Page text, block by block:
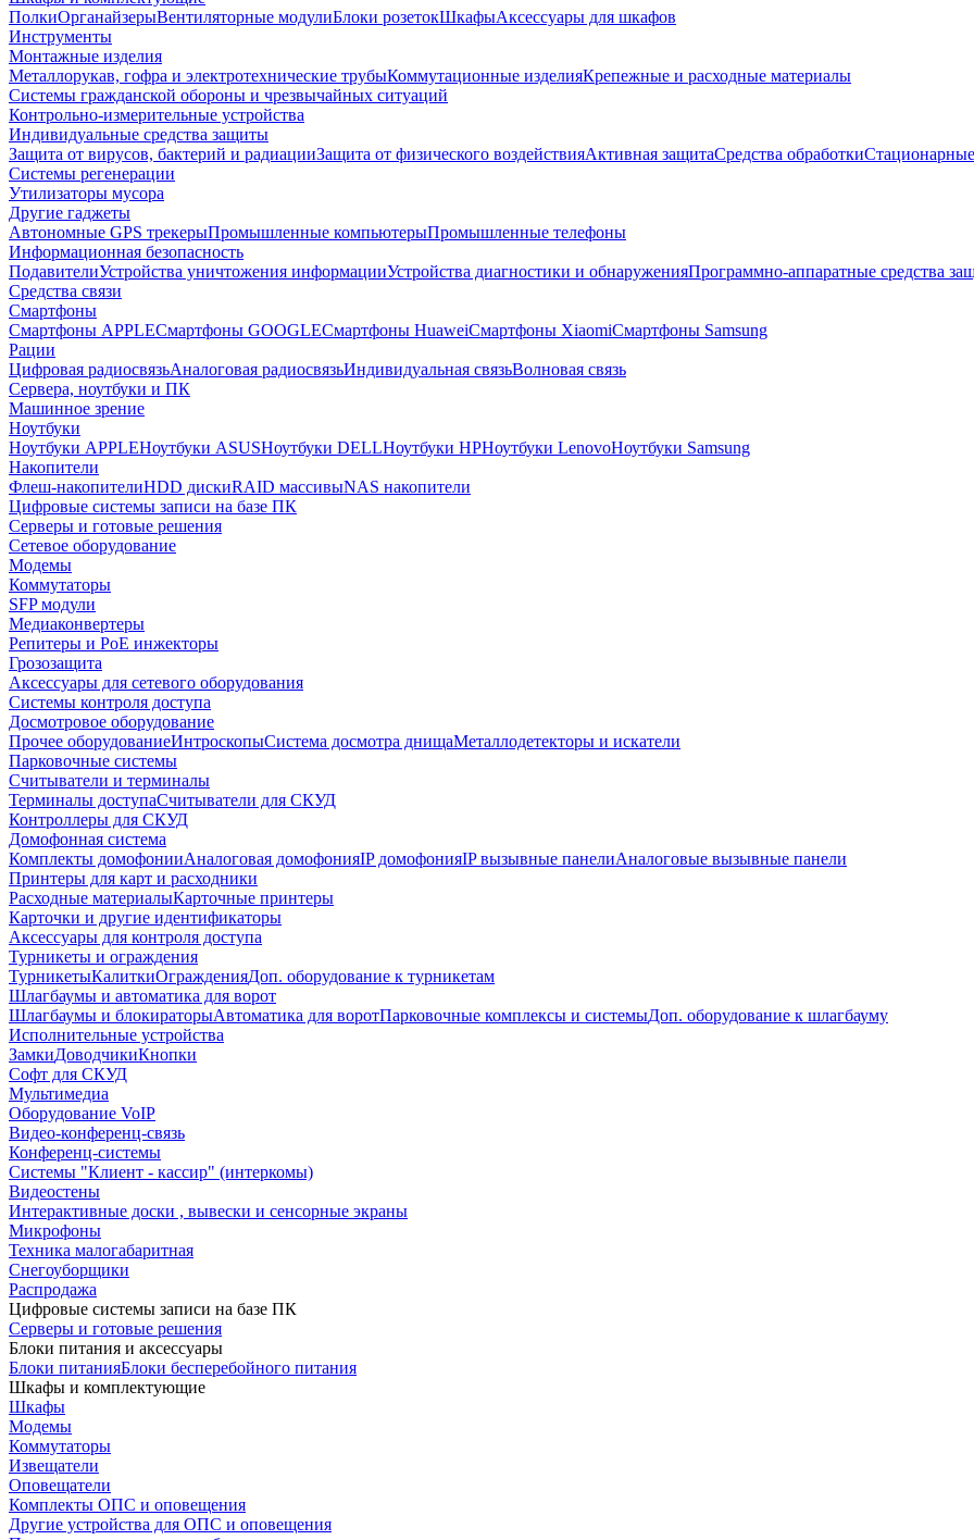
ПолкиОрганайзерыВентиляторные модулиБлоки розетокШкафыАксессуары для шкафов
Инструменты
Монтажные изделия
Металлорукав, гофра и электротехнические трубыКоммутационные изделияКрепежные и расходные материалы
Системы гражданской обороны и чрезвычайных ситуаций
Контрольно-измерительные устройства
Индивидуальные средства защиты
Защита от вирусов, бактерий и радиацииЗащита от физического воздействияАктивная защитаСредства обработки
Системы регенерации
Утилизаторы мусора
Другие гаджеты
Автономные GPS трекерыПромышленные компьютерыПромышленные телефоны
Информационная безопасность
ПодавителиУстройства уничтожения информацииУстройства диагностики и обнаруженияПрограммно-аппаратные средства
Средства связи
Смартфоны
Смартфоны APPLEСмартфоны GOOGLEСмартфоны HuaweiСмартфоны XiaomiСмартфоны Samsung
Рации
Цифровая радиосвязьАналоговая радиосвязьИндивидуальная связьВолновая связь
Сервера, ноутбуки и ПК
Машинное зрение
Ноутбуки
Ноутбуки APPLEНоутбуки ASUSНоутбуки DELLНоутбуки HPНоутбуки LenovoНоутбуки Samsung
Накопители
Флеш-накопителиHDD дискиRAID массивыNAS накопители
Цифровые системы записи на базе ПК
Серверы и готовые решения
Сетевое оборудование
Модемы
Коммутаторы
SFP модули
Медиаконвертеры
Репитеры и PoE инжекторы
Грозозащита
Аксессуары для сетевого оборудования
Системы контроля доступа
Досмотровое оборудование
Прочее оборудованиеИнтроскопыСистема досмотра днищаМеталлодетекторы и искатели
Парковочные системы
Считыватели и терминалы
Терминалы доступаСчитыватели для СКУД
Контроллеры для СКУД
Домофонная система
Комплекты домофонииАналоговая домофонияIP домофонияIP вызывные панелиАналоговые вызывные панели
Принтеры для карт и расходники
Расходные материалыКарточные принтеры
Карточки и другие идентификаторы
Аксессуары для контроля доступа
Турникеты и ограждения
ТурникетыКалиткиОгражденияДоп. оборудование к турникетам
Шлагбаумы и автоматика для ворот
Шлагбаумы и блокираторыАвтоматика для воротПарковочные комплексы и системыДоп. оборудование к шлагбауму
Исполнительные устройства
ЗамкиДоводчикиКнопки
Софт для СКУД
Мультимедиа
Оборудование VoIP
Видео-конференц-связь
Конференц-системы
Системы "Клиент - кассир" (интеркомы)
Видеостены
Интерактивные доски , вывески и сенсорные экраны
Микрофоны
Техника малогабаритная
Снегоуборщики
Распродажа
Цифровые системы записи на базе ПК
Серверы и готовые решения
Блоки питания и аксессуары
Блоки питанияБлоки бесперебойного питания
Шкафы и комплектующие
Шкафы
Модемы
Коммутаторы
Извещатели
Оповещатели
Комплекты ОПС и оповещения
Другие устройства для ОПС и оповещения